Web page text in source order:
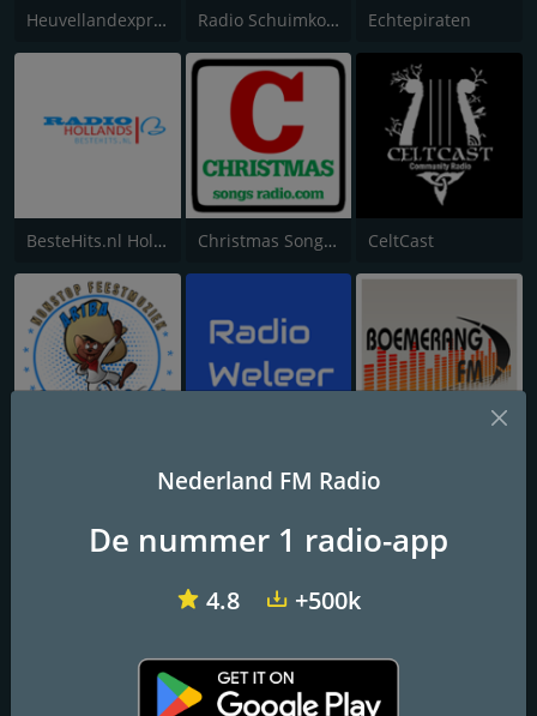
Heuvellandexpress Radio Schuimkoppen Online Echtepiraten
BesteHits.nl Hollands Christmas Songs Radio CeltCast
Sint FM
Frequenties FM
: Online
Nederland FM Radio
De nummer 1 radio-app
4.8 +500k